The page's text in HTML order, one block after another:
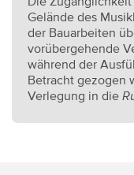
Gelände des
der Bauarbeiten
vorübergehende
während der
Betracht gezogen
Verlegung in die